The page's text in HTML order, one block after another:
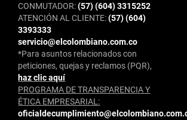
CONMUTADOR:(57) (604) 3315252
ATENCIÓN AL CLIENTE:(57) (604)
3393333
servicio@elcolombiano.com.co
*Para asuntos relacionados con
peticiones, quejas y reclamos (PQR),
haz clic aquí
PROGRAMA DE TRANSPARENCIA Y
ÉTICA EMPRESARIAL: